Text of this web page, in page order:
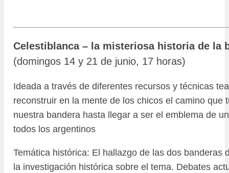
Celestiblanca – la misteriosa historia de la
(domingos 14 y 21 de junio, 17 horas)
Ideada a través de diferentes recursos y técnicas
reconstruir en la mente de los chicos el camino que
nuestra bandera hasta llegar a ser el emblema de
todos los argentinos
Temática histórica: El hallazgo de las dos banderas
la investigación histórica sobre el tema. Debates